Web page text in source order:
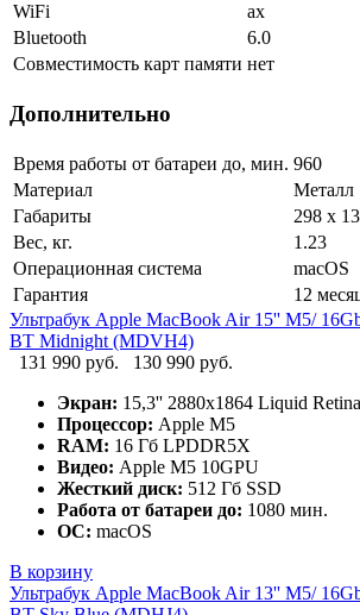
WiFi
ax
Bluetooth
6.0
Совместимость карт памяти нет
Дополнительно
Время работы от батареи до, мин. 960
Материал
Металл
Габариты
298 x
Вес, кг.
1.23
Операционная система
macOS
Гарантия
12
Ультрабук Apple MacBook Air 15'' M5/
BT Midnight (MDVH4)
131 990 руб.
130 990 руб.
Экран: 15,3'' 2880x1864 Liquid Retina
Процессор: Apple M5
RAM: 16 Гб LPDDR5X
Видео: Apple M5 10GPU
Жесткий диск: 512 Гб SSD
Работа от батареи до: 1080 мин.
ОС: macOS
В корзину
Ультрабук Apple MacBook Air 13'' M5/